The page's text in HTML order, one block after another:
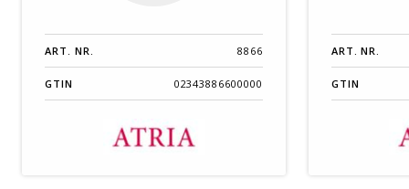
ART. NR. 8866
GTIN 02343886600000
ART. NR.
GTIN